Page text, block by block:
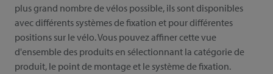
plus grand nombre de vélos possible, ils sont disponibles
avec différents systèmes de fixation et pour différentes
positions sur le vélo. Vous pouvez affiner cette vue
d'ensemble des produits en sélectionnant la catégorie de
produit, le point de montage et le système de fixation.